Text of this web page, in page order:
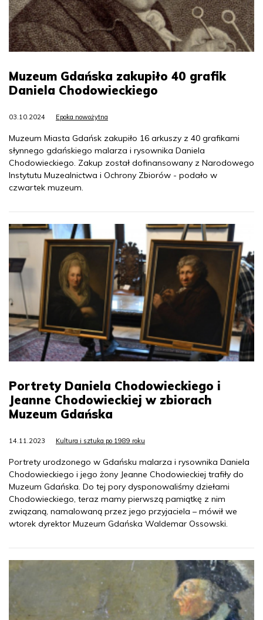
Muzeum Gdańska zakupiło 40 grafik
Daniela Chodowieckiego
03.10.2024 Epoka nowożytna
Muzeum Miasta Gdańsk zakupiło 16 arkuszy z 40 grafikami
słynnego gdańskiego malarza i rysownika Daniela
Chodowieckiego. Zakup został dofinansowany z Narodowego
Instytutu Muzealnictwa i Ochrony Zbiorów - podało w
czwartek muzeum.
Portrety Daniela Chodowieckiego i
Jeanne Chodowieckiej w zbiorach
Muzeum Gdańska
14.11.2023 Kultura i sztuka po 1989 roku
Portrety urodzonego w Gdańsku malarza i rysownika Daniela
Chodowieckiego i jego żony Jeanne Chodowieckiej trafiły do
Muzeum Gdańska. Do tej pory dysponowaliśmy dziełami
Chodowieckiego, teraz mamy pierwszą pamiątkę z nim
związaną, namalowaną przez jego przyjaciela – mówił we
wtorek dyrektor Muzeum Gdańska Waldemar Ossowski.